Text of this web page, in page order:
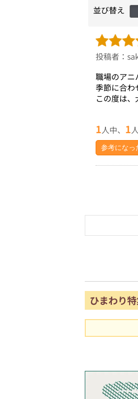
並び替え
投稿者：
職場のアニ
季節に合わ
この度は
1人中、 1
参考になっ
ひまわり